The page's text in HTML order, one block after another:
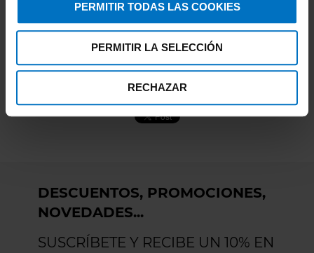
PERMITIR TODAS LAS COOKIES
PERMITIR LA SELECCIÓN
RECHAZAR
DESCUENTOS, PROMOCIONES,
NOVEDADES...
SUSCRÍBETE Y RECIBE UN 10% EN